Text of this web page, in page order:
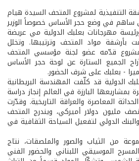
التنفيذية لمشروع المتحف السيدة هيام
في وضع حجر الأساس خصوصاً الوزير
مهرجانات بعلبك الدولية مي عريضة
مواد المتحف وترتيبها. وتخلل
قدّمه عضو لجنة مؤسسي المتحف
الجميع الستارة عن لوحة حجر الأساس
- بعلبك على شرف الحضور.
الدولية قد كلّفت المهندسة البريطانية
بمشاريعها البارزة في العالم إنجاز دراسة
المعاصرة والعراقة التاريخية. وقدّرت
مليون دولار أميركي، ويندرج المتحف
الدولي لتفعيل السياحة الثقافية في
من الثياب والصور والملصقات، نتاج
الموسيقي اللبناني والحضور الفني